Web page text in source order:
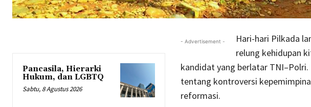
Pancasila, Hierarki
Hukum, dan LGBTQ
Sabtu, 8 Agustus 2026
- Advertisement -
Hari-hari Pilkada
relung kehidupan
kandidat yang berlatar
tentang kontroversi
reformasi.